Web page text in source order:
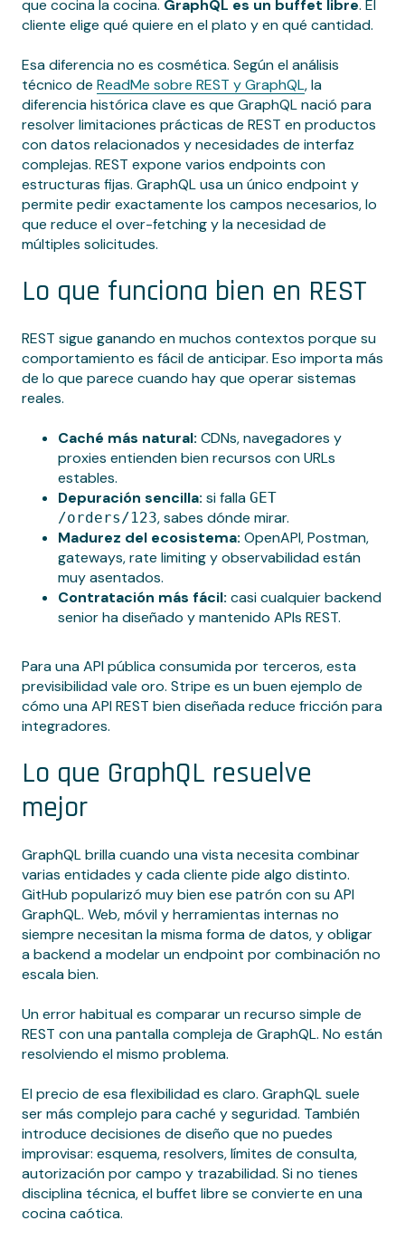
que cocina la cocina. GraphQL es un buffet libre. El
cliente elige qué quiere en el plato y en qué cantidad.
Esa diferencia no es cosmética. Según el análisis
técnico de ReadMe sobre REST y GraphQL, la
diferencia histórica clave es que GraphQL nació para
resolver limitaciones prácticas de REST en productos
con datos relacionados y necesidades de interfaz
complejas. REST expone varios endpoints con
estructuras fijas. GraphQL usa un único endpoint y
permite pedir exactamente los campos necesarios, lo
que reduce el over-fetching y la necesidad de
múltiples solicitudes.
Lo que funciona bien en REST
REST sigue ganando en muchos contextos porque su
comportamiento es fácil de anticipar. Eso importa más
de lo que parece cuando hay que operar sistemas
reales.
Caché más natural: CDNs, navegadores y
proxies entienden bien recursos con URLs
estables.
Depuración sencilla: si falla GET
/orders/123, sabes dónde mirar.
Madurez del ecosistema: OpenAPI, Postman,
gateways, rate limiting y observabilidad están
muy asentados.
Contratación más fácil: casi cualquier backend
senior ha diseñado y mantenido APIs REST.
Para una API pública consumida por terceros, esta
previsibilidad vale oro. Stripe es un buen ejemplo de
cómo una API REST bien diseñada reduce fricción para
integradores.
Lo que GraphQL resuelve
mejor
GraphQL brilla cuando una vista necesita combinar
varias entidades y cada cliente pide algo distinto.
GitHub popularizó muy bien ese patrón con su API
GraphQL. Web, móvil y herramientas internas no
siempre necesitan la misma forma de datos, y obligar
a backend a modelar un endpoint por combinación no
escala bien.
Un error habitual es comparar un recurso simple de
REST con una pantalla compleja de GraphQL. No están
resolviendo el mismo problema.
El precio de esa flexibilidad es claro. GraphQL suele
ser más complejo para caché y seguridad. También
introduce decisiones de diseño que no puedes
improvisar: esquema, resolvers, límites de consulta,
autorización por campo y trazabilidad. Si no tienes
disciplina técnica, el buffet libre se convierte en una
cocina caótica.